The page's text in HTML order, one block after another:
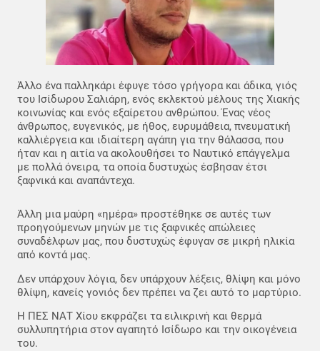
Άλλο ένα παλληκάρι έφυγε τόσο γρήγορα και άδικα, γιός
του Ισίδωρου Σαλιάρη, ενός εκλεκτού μέλους της Χιακής
κοινωνίας και ενός εξαίρετου ανθρώπου. Ένας νέος
άνθρωπος, ευγενικός, με ήθος, ευρυμάθεια, πνευματική
καλλιέργεια και ιδιαίτερη αγάπη για την θάλασσα, που
ήταν και η αιτία να ακολουθήσει το Ναυτικό επάγγελμα
με πολλά όνειρα, τα οποία δυστυχώς έσβησαν έτσι
ξαφνικά και αναπάντεχα.
Άλλη μια μαύρη «ημέρα» προστέθηκε σε αυτές των
προηγούμενων μηνών με τις ξαφνικές απώλειες
συναδέλφων μας, που δυστυχώς έφυγαν σε μικρή ηλικία
από κοντά μας.
Δεν υπάρχουν λόγια, δεν υπάρχουν λέξεις, θλίψη και μόνο
θλίψη, κανείς γονιός δεν πρέπει να ζει αυτό το μαρτύριο.
Η ΠΕΣ ΝΑΤ Χίου εκφράζει τα ειλικρινή και θερμά
συλλυπητήρια στον αγαπητό Ισίδωρο και την οικογένεια
του.